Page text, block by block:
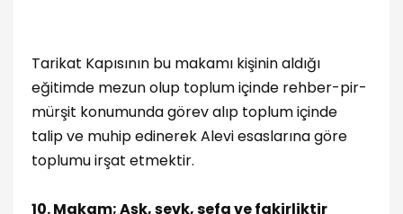
Tarikat Kapısının bu makamı kişinin aldığı
eğitimde mezun olup toplum içinde rehber-pir-
mürşit konumunda görev alıp toplum içinde
talip ve muhip edinerek Alevi esaslarına göre
toplumu irşat etmektir.
10. Makam; Aşk, şevk, sefa ve fakirliktir